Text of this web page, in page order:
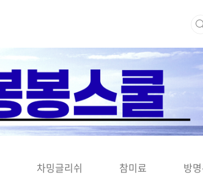
차밍글리쉬 참미료 방